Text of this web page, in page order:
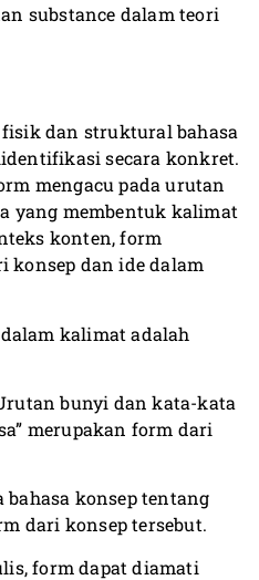
substance dalam teori
dan struktural bahasa
secara konkret.
mengacu pada urutan
yang membentuk kalimat
konten, form
konsep dan ide dalam
kalimat adalah
bunyi dan kata-kata
merupakan form dari
bahasa konsep tentang
dari konsep tersebut.
form dapat diamati